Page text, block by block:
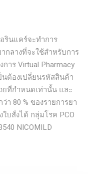
รินแคร์จะทำการ
กลางที่จะใช้สำหรับการ
าร Virtual Pharmacy
ต้องเปลี่ยนรหัสสินค้า
ยที่กำหนดเท่านั้น และ
า 80 % ของรายการยา
บสั่งได้ กลุ่มโรค PCO
NICOMILD